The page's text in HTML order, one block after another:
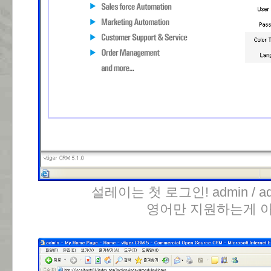
설레이는 첫 로그인! admin /
영어만 지원하는게